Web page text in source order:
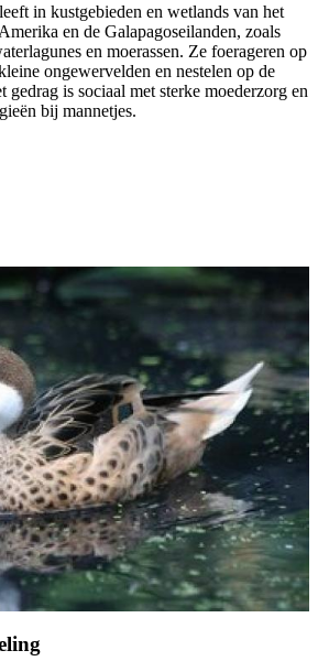
in kustgebieden en wetlands van het
en de Galapagoseilanden, zoals
en moerassen. Ze foerageren op
ongewervelden en nestelen op de
is sociaal met sterke moederzorg en
bij mannetjes.